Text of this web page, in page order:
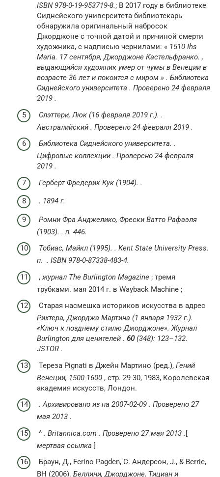
ISBN 978-0-19-953719-8.; В 2017 году в библиотеке
Сиднейского университета библиотекарь
обнаружила оригинальный набросок
Джорджоне с точной датой и причиной смерти
художника, с надписью чернилами: « 1510 Ihs
Maria. 17 сентября, Джорджоне Кастельфранко. ,
выдающийся художник умер от чумы в Венеции в
возрасте 36 лет и покоится с миром » . Библиотека
Сиднейского университета . Проверено 24 февраля
2019 .
Слэттери, Люк (16 февраля 2019 г.). .
Австралийский . Проверено 24 февраля 2019 .
Библиотека Сиднейского университета. .
Цифровые коллекции . Проверено 24 февраля
2019 .
Герберт Фредерик Кук (1904). .
. 1894 г.
Ромни Фра Анджелико, Фрески Ватто Рафаэля
(1903). . п. 446.
Тобиас, Майкл (1995). . Kent State University Press.
п. . ISBN978-0-87338-483-4.
, журнал The Burlington Magazine ; тремя
трубками. мая 2014 г. в Wayback Machine ;
Старая насмешка историков искусства в адрес
Рихтера, Джорджа Мартина (1 января 1932 г.).
«Ключ к позднему стилю Джорджоне».Журнал
Burlington для ценителей . 60(348): 123–132.
JSTOR .
Тереза Pignati в Джейн Мартино (ред.), Гений
Венеции, 1500-1600 , стр. 29-30, 1983, Королевская
академия искусств, Лондон.
.Архивировано из на 2007-02-09 . Проверено 27
мая 2013 .
^ . Britannica.com . Проверено 27 мая 2013 . [
мертвая ссылка ]
Браун, Д., Ferino Pagden, С. Андерсон, J., & Berrie,
BH (2006). Беллини, Джорджоне, Тициан и